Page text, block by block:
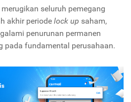
seluruh pemegang
akhir periode lock up saham,
penurunan permanen
pada fundamental perusahaan.